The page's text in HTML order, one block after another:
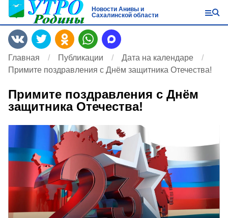
Новости Анивы и
Сахалинской области
Главная Публикации
Дата на календаре
Примите поздравления с Днём защитника Отечества!
Примите поздравления с Днём
защитника Отечества!